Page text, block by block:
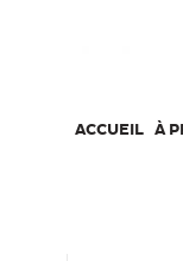
ACCUEIL À